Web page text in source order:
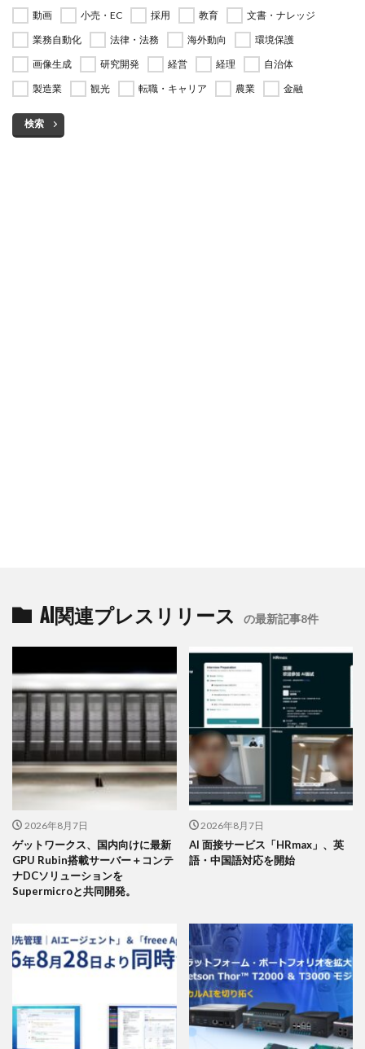
動画 小売・EC 採用 教育
文書・ナレッジ
業務自動化
法律・法務 海外動向
環境保護
画像生成
研究開発 経営 経理
自治体
製造業
観光 転職・キャリア 農業 金融
検索
AI関連プレスリリース の最新記事8件
2026年8月7日
ゲットワークス、国内向けに最新
GPU Rubin搭載サーバー＋コンテ
ナDCソリューションを
Supermicroと共同開発。
2026年8月7日
AI 面接サービス「HRmax」、英
語・中国語対応を開始